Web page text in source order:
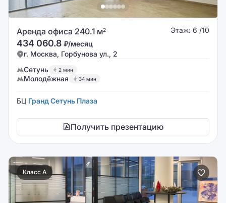
Аренда офиса 240.1 м2 Этаж: 6 /10
434 060.8 ₽/месяц
г. Москва, Горбунова ул., 2
Сетунь
2 мин
Молодёжная 34 мин
БЦ Гранд Сетунь Плаза
Получить презентацию
Класс A